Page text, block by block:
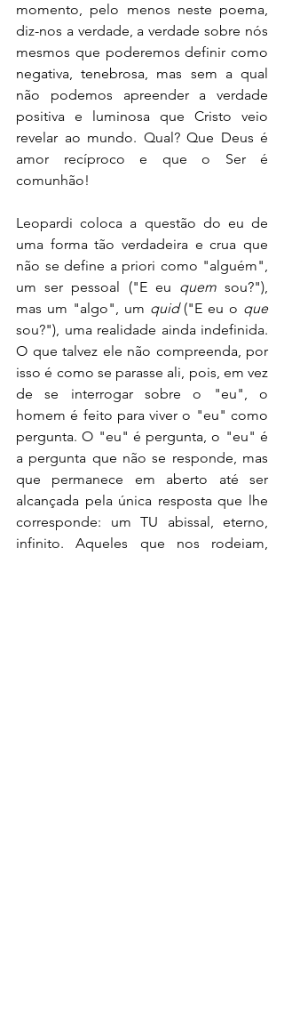
momento, pelo menos neste poema,
diz-nos a verdade, a verdade sobre nós
mesmos que poderemos definir como
negativa, tenebrosa, mas sem a qual
não podemos apreender a verdade
positiva e luminosa que Cristo veio
revelar ao mundo. Qual? Que Deus é
amor recíproco e que o Ser é
comunhão!
Leopardi coloca a questão do eu de
uma forma tão verdadeira e crua que
não se define a priori como "alguém",
um ser pessoal ("E eu quem sou?"),
mas um "algo", um quid ("E eu o que
sou?"), uma realidade ainda indefinida.
O que talvez ele não compreenda, por
isso é como se parasse ali, pois, em vez
de se interrogar sobre o "eu", o
homem é feito para viver o "eu" como
pergunta. O "eu" é pergunta, o "eu" é
a pergunta que não se responde, mas
que permanece em aberto até ser
alcançada pela única resposta que lhe
corresponde: um TU abissal, eterno,
infinito. Aqueles que nos rodeiam,